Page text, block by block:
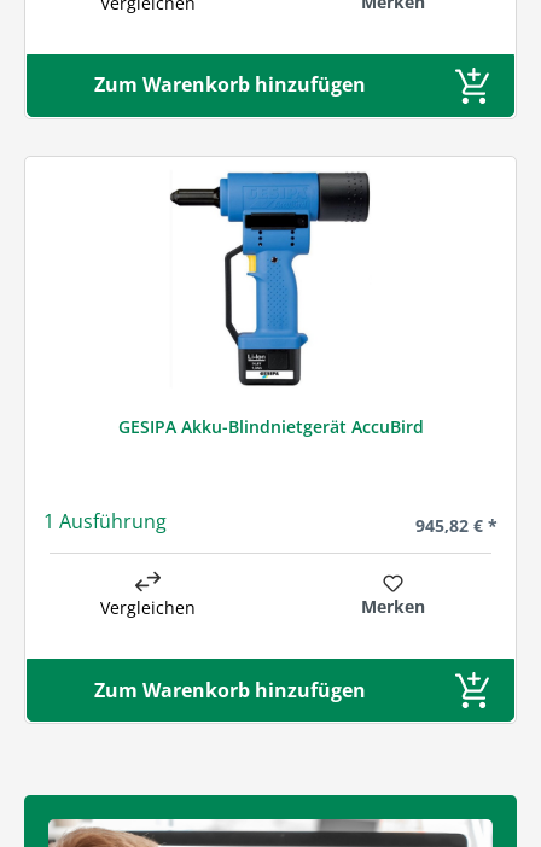
Zum Warenkorb hinzufügen
GESIPA Akku-Blindnietgerät AccuBird
1 Ausführung Regulärer
945,82 € *
Vergleichen Merken
Zum Warenkorb hinzufügen